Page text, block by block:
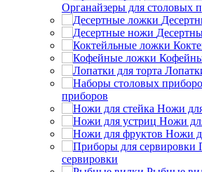
Органайзеры для столовых
приборов
Ножи
Ножи
Ножи
сервировки